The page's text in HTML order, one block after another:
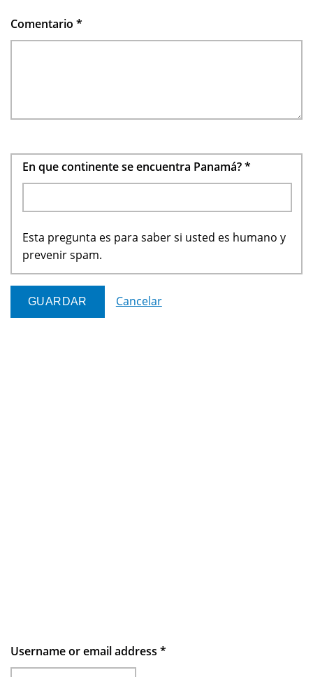
Comentario *
En que continente se encuentra Panamá?*
Esta pregunta es para saber si usted es humano y
prevenir spam.
Cancelar
Username or email address *